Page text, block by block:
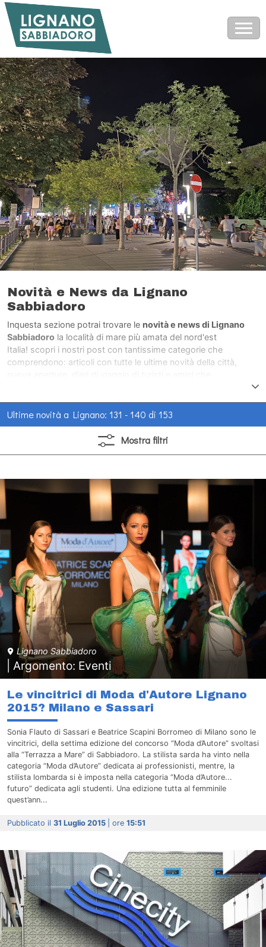
Novità e News da Lignano
Sabbiadoro
Inquesta sezione potrai trovare le novità e news di Lignano
Sabbiadoro la località di mare più amata del nord'est
Italia! scopri i nostri post con tantissime categorie che
comprendono: articoli con tutte le ultime novità della città,
Ultime novità a Lignano: 131 - 140 di 153
Mostra filtri
Lignano Sabbiadoro
| Argomento: Eventi
Le vincitrici di Moda d'Autore Lignano
2015? Milano e Sassari
Sonia Flauto di Sassari e Beatrice Scapini Borromeo di Milano sono le
vincitrici, della settima edizione del concorso “Moda d’Autore” svoltasi
alla “Terrazza a Mare” di Sabbiadoro. La stilista sarda ha vinto nella
categoria “Moda d’Autore” dedicata ai professionisti, mentre, la
stilista lombarda si è imposta nella categoria “Moda d’Autore...
futuro” dedicata agli studenti. Una edizione tutta al femminile
quest’ann...
Pubblicato il 31 Luglio 2015 | ore 15:51